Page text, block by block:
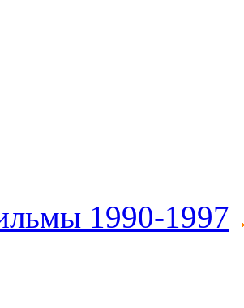
1990-1997